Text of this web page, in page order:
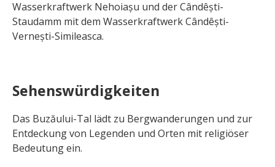
Wasserkraftwerk Nehoiașu und der Cândêști-
Staudamm mit dem Wasserkraftwerk Cândêști-
Vernești-Simileasca.
Sehenswürdigkeiten
Das Buzăului-Tal lädt zu Bergwanderungen und zur
Entdeckung von Legenden und Orten mit religiöser
Bedeutung ein.